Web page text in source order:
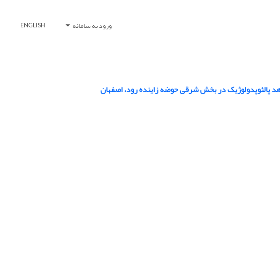
ورود به سامانه ENGLISH
پالئوپدولوژیک در بخش شرقی حوضه زاینده رود، اصفهان